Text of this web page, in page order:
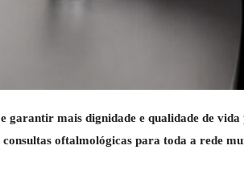
mais dignidade e qualidade de vida
oftalmológicas para toda a rede